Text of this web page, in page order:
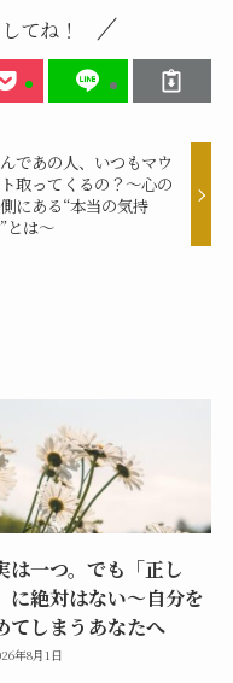
てね！
であの人、いつもマウ
取ってくるの？～心の
にある“本当の気持
とは～
は一つ。でも「正し
に絶対はない～自分を
てしまうあなたへ
年8月1日